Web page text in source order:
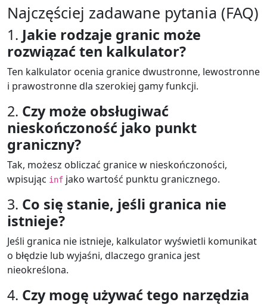
Najczęściej zadawane pytania (FAQ)
1. Jakie rodzaje granic może
rozwiązać ten kalkulator?
Ten kalkulator ocenia granice dwustronne, lewostronne
i prawostronne dla szerokiej gamy funkcji.
2. Czy może obsługiwać
nieskończoność jako punkt
graniczny?
Tak, możesz obliczać granice w nieskończoności,
wpisując inf jako wartość punktu granicznego.
3. Co się stanie, jeśli granica nie
istnieje?
Jeśli granica nie istnieje, kalkulator wyświetli komunikat
o błędzie lub wyjaśni, dlaczego granica jest
nieokreślona.
4. Czy mogę używać tego narzędzia